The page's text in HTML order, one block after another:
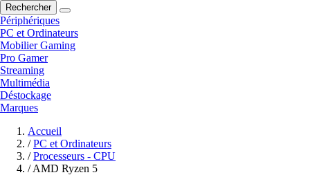
Rechercher
Périphériques
PC et Ordinateurs
Mobilier Gaming
Pro Gamer
Streaming
Multimédia
Déstockage
Marques
Accueil
/ PC et Ordinateurs
/ Processeurs - CPU
/ AMD Ryzen 5